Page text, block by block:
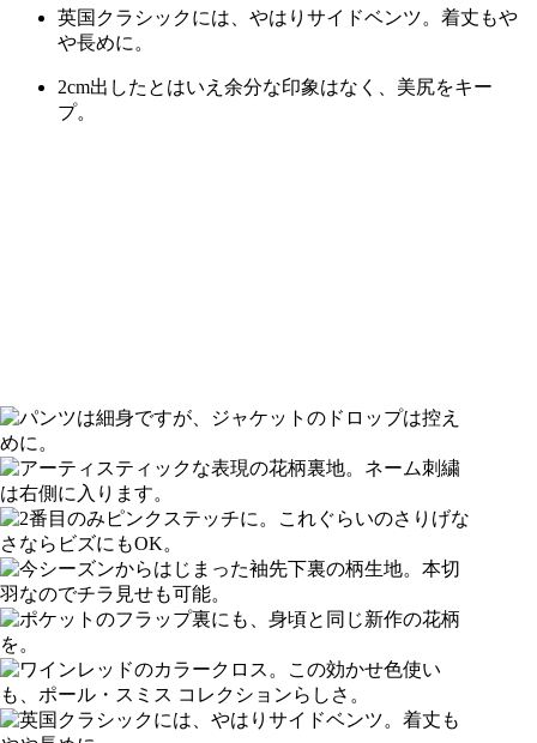
英国クラシックには、やはりサイドベンツ。着丈もや
や長めに。
2cm出したとはいえ余分な印象はなく、美尻をキー
プ。